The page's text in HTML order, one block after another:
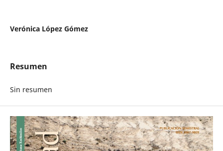
Verónica López Gómez
Resumen
Sin resumen